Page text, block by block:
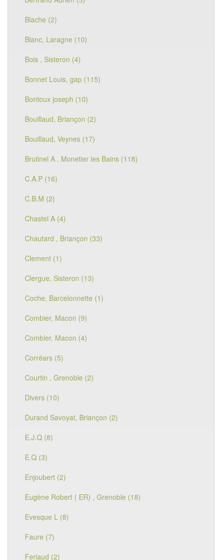
Blache (2)
Blanc, Laragne (10)
Bois , Sisteron (4)
Bonnet Louis, gap (115)
Bontoux joseph (10)
Bouillaud, Briançon (2)
Bouillaud, Veynes (17)
Brutinel A , Monetier les Bains (118)
C.A.P (16)
C.B.M (2)
Chastel A (4)
Chautard , Briançon (33)
Clement (1)
Clergue, Sisteron (13)
Coche, Barcelonnette (1)
Combier, Macon (9)
Combier, Macon (4)
Corréars (5)
Courtin , Grenoble (2)
Divers (10)
Durand Savoyat, Briançon (2)
E.J.Q (8)
E.Q (3)
Enjoubert (2)
Eugène Robert ( ER) , Grenoble (18)
Evesque L (8)
Faure (7)
Feriaud (2)